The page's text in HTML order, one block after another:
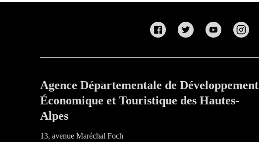
Agence Départementale de Développement
Économique et Touristique des Hautes-
Alpes
13, avenue Maréchal Foch